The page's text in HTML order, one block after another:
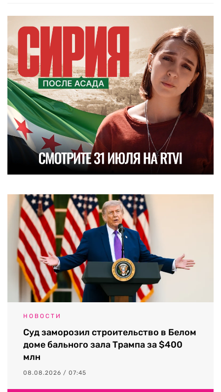
НОВОСТИ
Суд заморозил строительство в Белом
доме бального зала Трампа за $400
млн
08.08.2026 / 07:45